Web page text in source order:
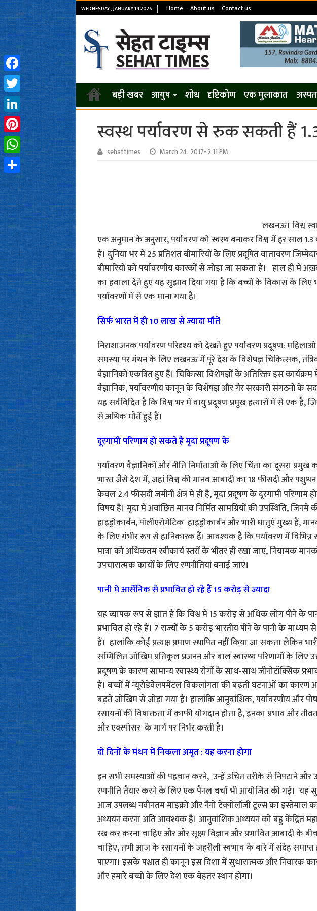
WEDNESDAY , JANUARY 14 2026 Home About us Contact us
बड़ी खबर आयुष शोध दृष्टिकोण एक मुलाकात
स्वस्थ पर्यावरण से रुक सकती हैं
sehattimes March 24, 2017- 2:11 PM
लखनऊ। विश्व
एक अनुमान के अनुसार, पर्यावरण को स्वस्थ बनाकर विश्व में हर साल
है। दुनिया भर में 25 प्रतिशत बीमारियों के लिए प्रदूषित वातावरण
बीमारियों को पर्यावरणीय कारकों से जोड़ा जा सकता है। हाल ही में
का हवाला देते हुए यह सुझाव दिया गया है कि बच्चों के विकास के लिए
पर्यावरणों में से एक माना गया है।
सिर्फ भारत में ही 10 लाख से ज्यादा मौतें
निराशाजनक पर्यावरण परिदृश्य को देखते हुए पर्यावरण प्रदूषण:
समस्या पर मंथन के लिए लखनऊ में पूरे देश के विशेषज्ञ चिकित्सक,
वैज्ञानिकों एकत्रित हुए हैं। चिकित्सा विशेषज्ञों के अतिरिक्त इस
वैज्ञानिक, पर्यावरणीय कानून के विशेषज्ञ और गैर सरकारी संगठनों के
यह सर्वविदित है कि विश्व भर में वायु प्रदूषण प्रमुख हत्यारों में से एक
से अधिक मौतें हुई हैं।
दूरगामी परिणाम हो सकते हैं मृदा प्रदूषण के
पर्यावरण वैज्ञानिकों और नीति निर्माताओं के लिए चिंता का दूसरा
भारत जैसे देश में, जहां विश्व की मानव आबादी का 18 फीसदी और
केवल 2.4 फीसदी जमीनी क्षेत्र में ही है, मृदा प्रदूषण के दूरगामी
विषय है। मृदा में अवांछित मानव निर्मित सामग्रियों की उपस्थिति, जिनमे
हाइड्रोकार्बन, पॉलीएरोमेटिक हाइड्रोकार्बन और भारी धातुएं मुख्य हैं,
के लिए गंभीर रूप से हानिकारक हैं। आवश्यक है कि पर्यावरण में
मात्रा को अधिकतम स्वीकार्य स्तरों के भीतर ही रखा जाए, नियामक
उपचारात्मक कार्यों के लिए रणनीतियां बनाई जाएं।
पानी में आर्सेनिक से प्रभावित हो रहे हैं 15 करोड़ से ज्यादा
यह व्यापक रूप से ज्ञात है कि विश्व में 15 करोड़ से अधिक लोग पीने के
प्रभावित हो रहे हैं। 7 राज्यों के 5 करोड़ भारतीय पीने के पानी के माध्यम से
हैं। हालांकि कोई प्रत्यक्ष प्रमाण स्थापित नहीं किया जा सकता लेकिन
सम्मिलित जोखिम प्रतिकूल प्रजनन और बाल स्वास्थ्य परिणामों के लिए
प्रदूषण के कारण सामान्य स्वास्थ्य रोगों के साथ-साथ जीनोटॉक्सिक
है। बच्चों में न्यूरोडेवेलपमेंटल विकलांगता की बढ़ती घटनाओं का कारण
बढ़ते जोखिम से जोड़ा गया है। हालांकि आनुवांशिक, पर्यावरणीय और
रसायनों की विषाक्तता में काफी योगदान होता है, इनका प्रभाव और
और एक्स्पोसर के मार्ग पर निर्भर करती है।
दो दिनों के मंथन में निकला अमृत : यह करना होगा
इन सभी समस्याओं की पहचान करने, उन्हें उचित तरीके से निपटाने और
रणनीति तैयार करने के लिए एक पैनल चर्चा भी आयोजित की गई। यह
आज उपलब्ध नवीनतम माइक्रो और नैनो टेक्नोलॉजी टूल्स का इस्तेमाल
अध्ययन करना अति आवश्यक है। आनुवांशिक अध्ययन को बहु केंद्रित
रख कर करना चाहिए और और सूक्ष्म विज्ञान और प्रभावित आबादी के
चाहिए, तभी आज के रसायनों के जहरीली स्वभाव के बारे में संदेह समाप्त
पाएगा। इसके पश्चात ही कानून इस दिशा में सुधारात्मक और निवारक
और हमारे बच्चों के लिए देश एक बेहतर स्थान होगा।
Facebook
Twitter
LinkedIn
Pinterest
WhatsApp
Share